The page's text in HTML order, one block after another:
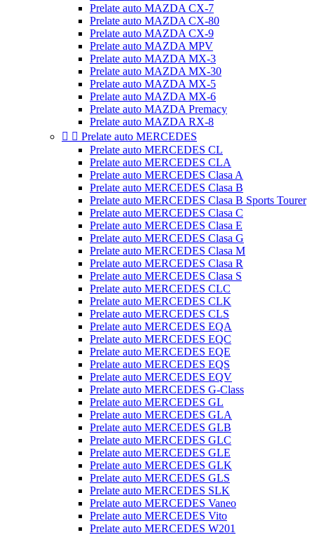
Prelate auto MAZDA CX-7
Prelate auto MAZDA CX-80
Prelate auto MAZDA CX-9
Prelate auto MAZDA MPV
Prelate auto MAZDA MX-3
Prelate auto MAZDA MX-30
Prelate auto MAZDA MX-5
Prelate auto MAZDA MX-6
Prelate auto MAZDA Premacy
Prelate auto MAZDA RX-8
  Prelate auto MERCEDES
Prelate auto MERCEDES CL
Prelate auto MERCEDES CLA
Prelate auto MERCEDES Clasa A
Prelate auto MERCEDES Clasa B
Prelate auto MERCEDES Clasa B Sports Tourer
Prelate auto MERCEDES Clasa C
Prelate auto MERCEDES Clasa E
Prelate auto MERCEDES Clasa G
Prelate auto MERCEDES Clasa M
Prelate auto MERCEDES Clasa R
Prelate auto MERCEDES Clasa S
Prelate auto MERCEDES CLC
Prelate auto MERCEDES CLK
Prelate auto MERCEDES CLS
Prelate auto MERCEDES EQA
Prelate auto MERCEDES EQC
Prelate auto MERCEDES EQE
Prelate auto MERCEDES EQS
Prelate auto MERCEDES EQV
Prelate auto MERCEDES G-Class
Prelate auto MERCEDES GL
Prelate auto MERCEDES GLA
Prelate auto MERCEDES GLB
Prelate auto MERCEDES GLC
Prelate auto MERCEDES GLE
Prelate auto MERCEDES GLK
Prelate auto MERCEDES GLS
Prelate auto MERCEDES SLK
Prelate auto MERCEDES Vaneo
Prelate auto MERCEDES Vito
Prelate auto MERCEDES W201